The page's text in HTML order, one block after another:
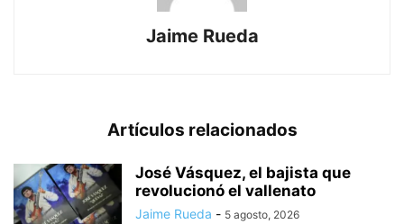
Jaime Rueda
Artículos relacionados
José Vásquez, el bajista que
revolucionó el vallenato
Jaime Rueda - 5 agosto, 2026